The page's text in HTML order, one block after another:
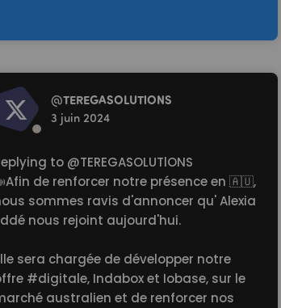
more
@TEREGASOLUTlONS
3 juin 2024
to @TEREGASOLUTlONS
de renforcer notre présence en 🇦🇺,
sommes ravis d'annoncer qu' Alexia
nous rejoint aujourd'hui.
sera chargée de développer notre
#digitale, Indabox et Iobase, sur le
australien et de renforcer nos